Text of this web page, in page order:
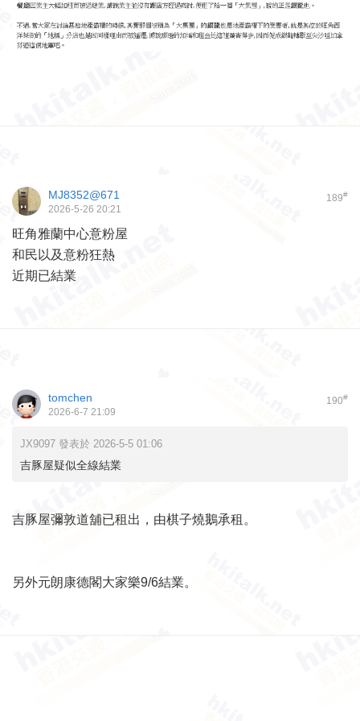
189#
MJ8352@671
2026-5-26 20:21
旺角雅蘭中心意粉屋
和民以及意粉狂熱
近期已結業
190#
tomchen
2026-6-7 21:09
JX9097 發表於 2026-5-5 01:06
吉豚屋疑似全線結業
吉豚屋彌敦道舖已租出，由棋子燒鵝承租。
另外元朗康德閣大家樂9/6結業。